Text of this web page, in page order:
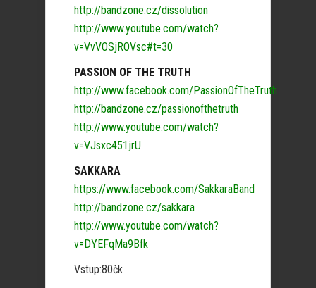
http://bandzone.cz/dissolution
http://www.youtube.com/watch?
v=VvVOSjROVsc#t=30
PASSION OF THE TRUTH
http://www.facebook.com/PassionOfTheTruth
http://bandzone.cz/passionofthetruth
http://www.youtube.com/watch?
v=VJsxc451jrU
SAKKARA
https://www.facebook.com/SakkaraBand
http://bandzone.cz/sakkara
http://www.youtube.com/watch?
v=DYEFqMa9Bfk
Vstup:80čk